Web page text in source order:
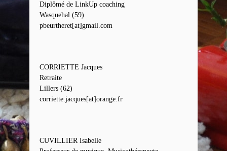
Diplômé de LinkUp coaching
Wasquehal (59)
pbeurtheret[at]gmail.com
CORRIETTE Jacques
Retraite
Lillers (62)
corriette.jacques[at]orange.fr
CUVILLIER Isabelle